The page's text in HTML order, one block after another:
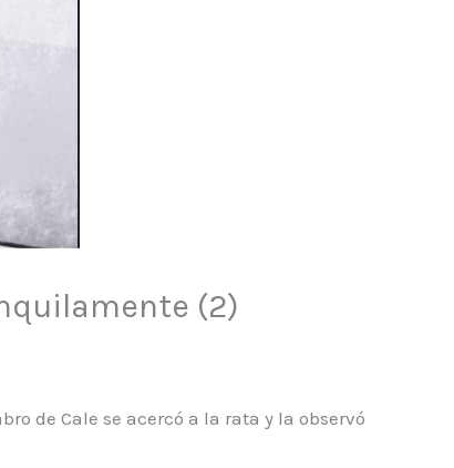
(2)
de Cale se acercó a la rata y la observó